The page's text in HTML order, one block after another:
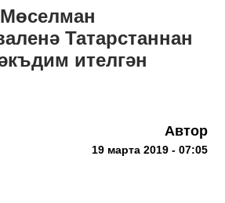
Татарстаннан
ителгән
Автор
19 марта 2019 - 07:05